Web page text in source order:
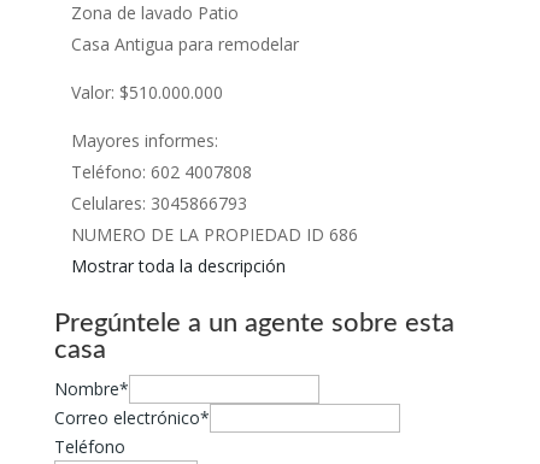
Zona de lavado Patio
Casa Antigua para remodelar
Valor: $510.000.000
Mayores informes:
Teléfono: 602 4007808
Celulares: 3045866793
NUMERO DE LA PROPIEDAD ID 686
Mostrar toda la descripción
Pregúntele a un agente sobre esta
casa
Nombre*
Correo electrónico*
Teléfono